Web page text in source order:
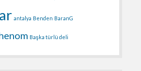
antalya Benden BaranG
Başka türlü deli